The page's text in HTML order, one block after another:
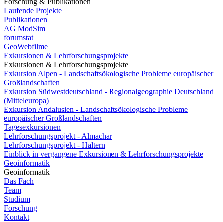
Forschung & Publikationen
Laufende Projekte
Publikationen
AG ModSim
forumstat
GeoWebfilme
Exkursionen & Lehrforschungsprojekte
Exkursionen & Lehrforschungsprojekte
Exkursion Alpen - Landschaftsökologische Probleme europäischer
Großlandschaften
Exkursion Südwestdeutschland - Regionalgeographie Deutschland
(Mitteleuropa)
Exkursion Andalusien - Landschaftsökologische Probleme
europäischer Großlandschaften
Tagesexkursionen
Lehrforschungsprojekt - Almachar
Lehrforschungsprojekt - Haltern
Einblick in vergangene Exkursionen & Lehrforschungsprojekte
Geoinformatik
Geoinformatik
Das Fach
Team
Studium
Forschung
Kontakt